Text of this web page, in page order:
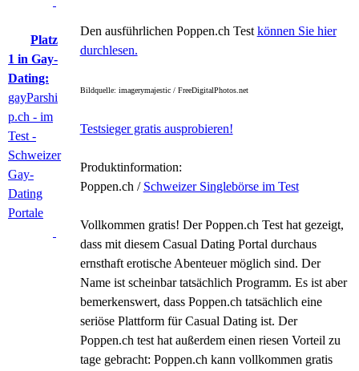
Den ausführlichen Poppen.ch Test können Sie hier
durchlesen.
Bildquelle: imagerymajestic / FreeDigitalPhotos.net
Testsieger gratis ausprobieren!
Produktinformation:
Poppen.ch / Schweizer Singlebörse im Test
Vollkommen gratis! Der Poppen.ch Test hat gezeigt,
dass mit diesem Casual Dating Portal durchaus
ernsthaft erotische Abenteuer möglich sind. Der
Name ist scheinbar tatsächlich Programm. Es ist aber
bemerkenswert, dass Poppen.ch tatsächlich eine
seriöse Plattform für Casual Dating ist. Der
Poppen.ch test hat außerdem einen riesen Vorteil zu
tage gebracht: Poppen.ch kann vollkommen gratis
Platz
1 in Gay-
Dating:
gayParshi
p.ch - im
Test -
Schweizer
Gay-
Dating
Portale